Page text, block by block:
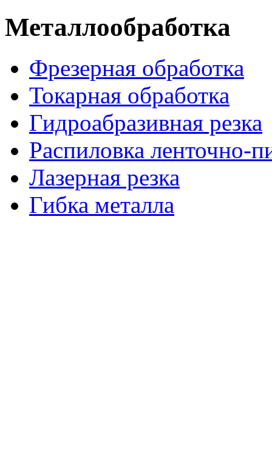
Металлообработка
Фрезерная обработка
Токарная обработка
Гидроабразивная резка
Распиловка ленточно-
Лазерная резка
Гибка металла